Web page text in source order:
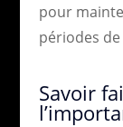
pour
périodes
Savoir